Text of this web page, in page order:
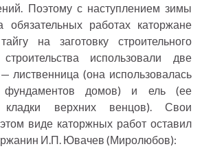
Поэтому с наступлением зимы
обязательных работах каторжане
на заготовку строительного
использовали две
лиственница (она использовалась
фундаментов домов) и ель (ее
верхних венцов). Свои
виде каторжных работ оставил
И.П. Ювачев (Миролюбов):